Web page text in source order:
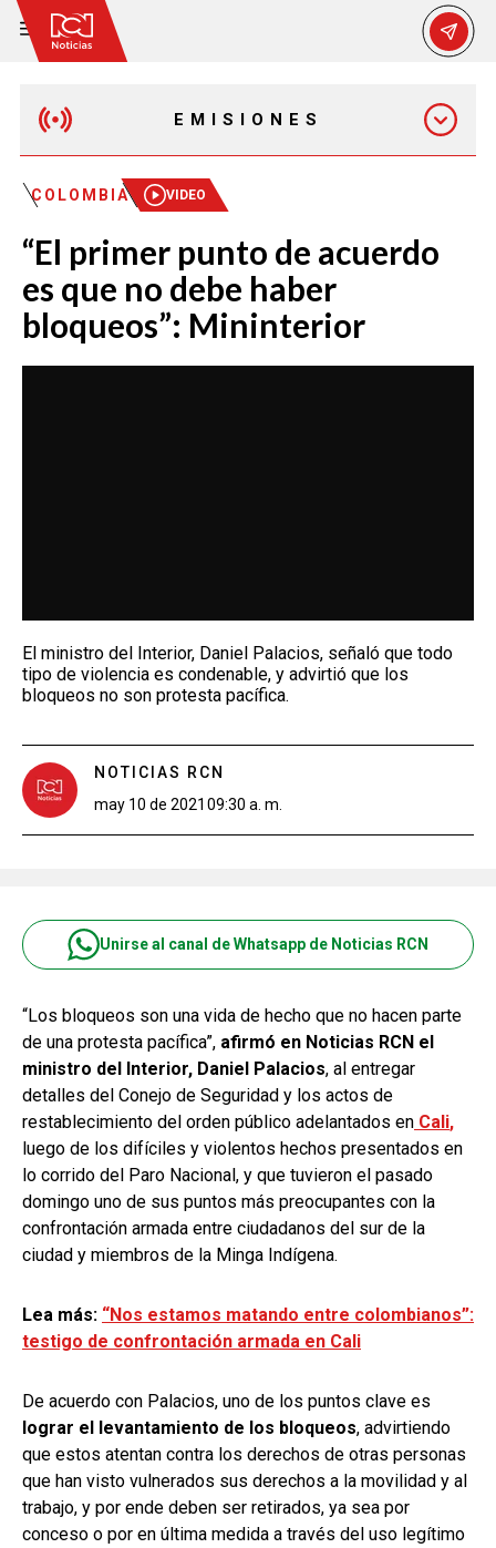
EMISIONES
MAÑANA EXPRESS
EMISIÓN 12:30 PM
EMISIÓN 7:00 PM
COLOMBIA VIDEO
“El primer punto de acuerdo
es que no debe haber
bloqueos”: Mininterior
El ministro del Interior, Daniel Palacios, señaló que todo
tipo de violencia es condenable, y advirtió que los
bloqueos no son protesta pacífica.
NOTICIAS RCN
may 10 de 2021 09:30 a. m.
Unirse al canal de Whatsapp de Noticias RCN
“Los bloqueos son una vida de hecho que no hacen parte
de una protesta pacífica”, afirmó en Noticias RCN el
ministro del Interior, Daniel Palacios, al entregar
detalles del Conejo de Seguridad y los actos de
restablecimiento del orden público adelantados en Cali,
luego de los difíciles y violentos hechos presentados en
lo corrido del Paro Nacional, y que tuvieron el pasado
domingo uno de sus puntos más preocupantes con la
confrontación armada entre ciudadanos del sur de la
ciudad y miembros de la Minga Indígena.
Lea más: “Nos estamos matando entre colombianos”:
testigo de confrontación armada en Cali
De acuerdo con Palacios, uno de los puntos clave es
lograr el levantamiento de los bloqueos, advirtiendo
que estos atentan contra los derechos de otras personas
que han visto vulnerados sus derechos a la movilidad y al
trabajo, y por ende deben ser retirados, ya sea por
conceso o por en última medida a través del uso legítimo